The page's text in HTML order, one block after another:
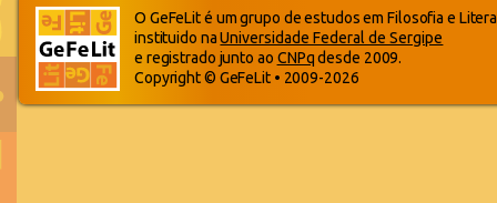
O GeFeLit é um grupo de estudos em Filosofia e
instituido naUniversidade Federal de Sergipe
e registrado junto ao CNPqdesde 2009.
Copyright © GeFeLit • 2009-2026